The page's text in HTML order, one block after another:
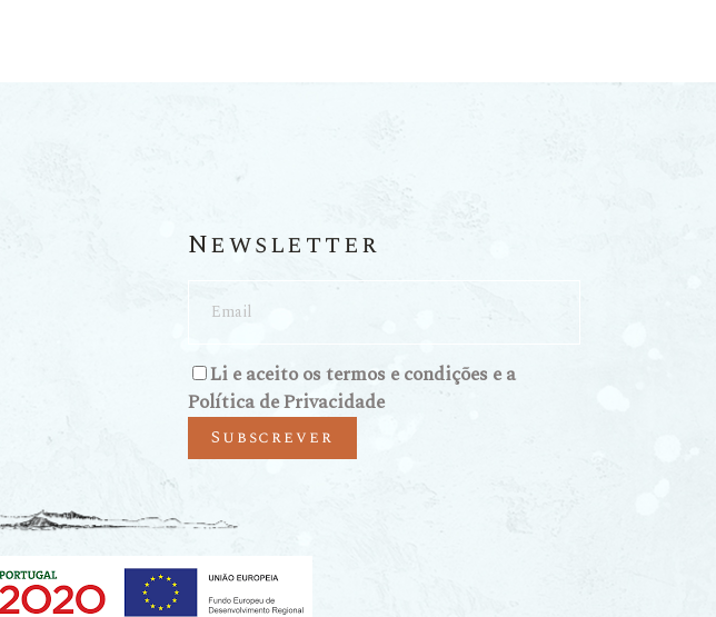
Newsletter
Li e aceito ostermos e condiçõese a
Política de Privacidade
Subscrever